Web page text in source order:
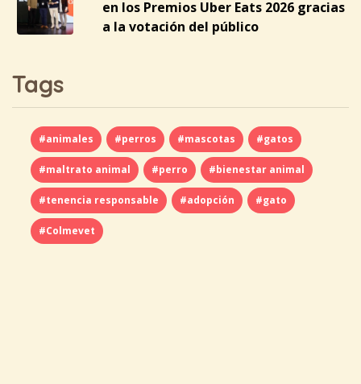
en los Premios Uber Eats 2026 gracias
a la votación del público
Tags
#animales #perros #mascotas #gatos
#maltrato animal #perro #bienestar animal
#tenencia responsable #adopción #gato
#Colmevet